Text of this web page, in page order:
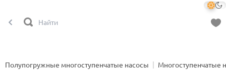
Полупогружные многоступенчатые насосы Многоступенчатые